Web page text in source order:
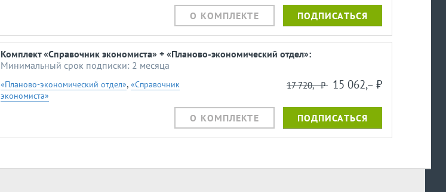
О КОМПЛЕКТЕ ПОДПИСАТЬСЯ
Комплект «Справочник экономиста» + «Планово-экономический отдел»:
Минимальный срок подписки: 2 месяца
17 720,– ⃏ 15 062,– ⃏
«Планово-экономический отдел», «Справочник
экономиста»
О КОМПЛЕКТЕ ПОДПИСАТЬСЯ